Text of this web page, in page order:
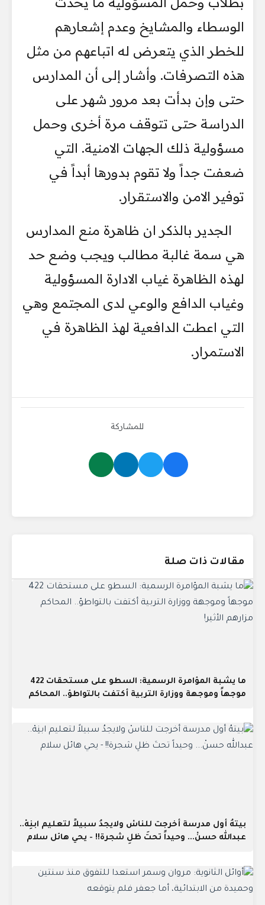
الوسطاء والمشايخ وعدم إشعارهم
للخطر الذي يتعرض له اتباعهم من مثل
هذه التصرفات. وأشار إلى أن المدارس
حتى وإن بدأت بعد مرور شهر على
الدراسة حتى تتوقف مرة أخرى وحمل
مسؤولية ذلك الجهات الامنية. التي
ضعفت جداً ولا تقوم بدورها أبداً في
توفير الامن والاستقرار.
الجدير بالذكر ان ظاهرة منع المدارس
هي سمة غالبة مطالب ويجب وضع حد
لهذه الظاهرة غياب الادارة المسؤولية
وغياب الدافع والوعي لدى المجتمع وهي
التي اعطت الدافعية لهذ الظاهرة في
الاستمرار.
للمشاركة
مقالات ذات صلة
ما يشبة المؤامرة الرسمية: السطو على مستحقات 422
موجهاً وموجهة ووزارة التربية أكتفت بالتواطؤ.. المحاكم
بيتهُ أول مدرسة أخرجت للناسْ ولايجدُ سبيلاً لتعليم ابنِهْ..
عبدالله حسنْ... وحيداً تحتَ ظلِ شجرة!! - يحي هائل سلام